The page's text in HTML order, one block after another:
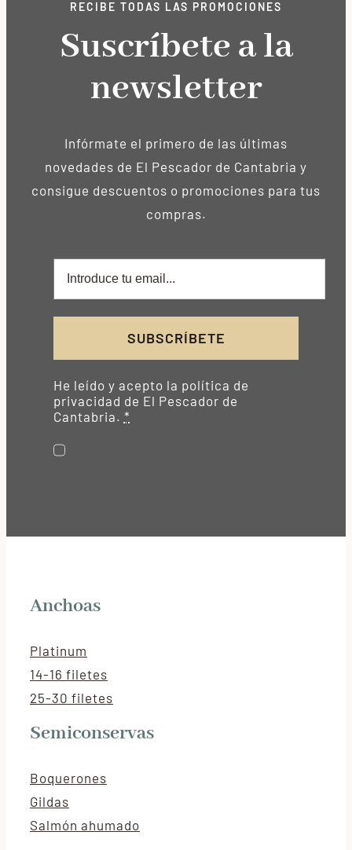
RECIBE TODAS LAS PROMOCIONES
Suscríbete a la
newsletter
Infórmate el primero de las últimas
novedades de El Pescador de Cantabria y
consigue descuentos o promociones para tus
compras.
SUBSCRÍBETE
He leído y acepto la política de
privacidad de El Pescador de
Cantabria. *
Anchoas
Platinum
14-16 filetes
25-30 filetes
Semiconservas
Boquerones
Gildas
Salmón ahumado